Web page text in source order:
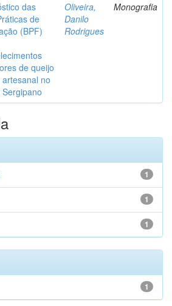
das
de
(BPF)
de queijo
no
Oliveira,
Danilo
Rodrigues
Monografia
1
1
1
1